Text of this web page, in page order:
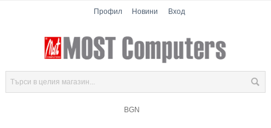
Профил Новини Вход
BGN